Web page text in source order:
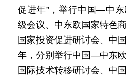
促进年”，举行中国—中
级会议、中东欧国家特色
国家投资促进研讨会、中
年，分别举行中国—中东
国际技术转移研讨会、中